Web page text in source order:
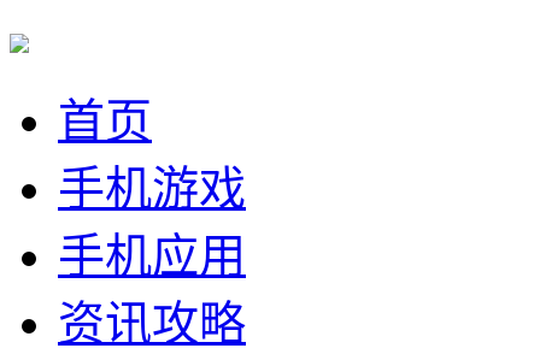
首页
手机游戏
手机应用
资讯攻略